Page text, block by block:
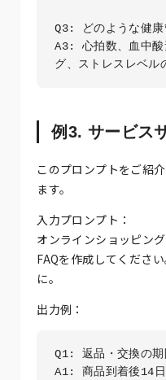
Q3: どのような健康
A3: 心拍数、血中酸
例3. サービス
このプロンプトをご紹
ます。
入力プロンプト：
オンラインショッピン
FAQを作成してくださ
に。
出力例：
Q1: 返品・交換の期
A1: 商品到着後14日